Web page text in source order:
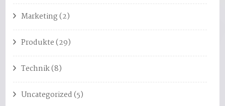
Marketing(2)
Produkte(29)
Technik(8)
Uncategorized(5)